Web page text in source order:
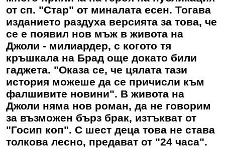
от сп. "Стар" от миналата есен. Тогава
изданието раздуха версията за това, че
се е появил нов мъж в живота на
Джоли - милиардер, с когото тя
кръшкала на Брад още докато били
гаджета. "Оказа се, че цялата тази
история можеше да се причисли към
фалшивите новини". В живота на
Джоли няма нов роман, да не говорим
за възможен бърз брак, изтъкват от
"Госип коп". С шест деца това не става
толкова лесно, предават от "24 часа".